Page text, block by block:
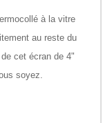
à la vitre
au reste du
cet écran de 4"
soyez.